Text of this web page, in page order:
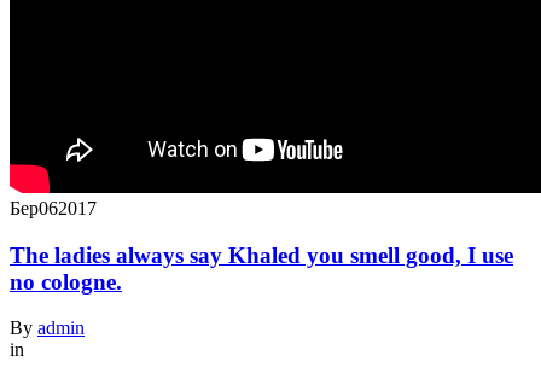
Бер062017
The ladies always say Khaled you smell good, I use
no cologne.
By admin
in